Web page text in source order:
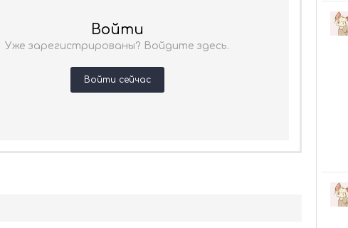
Войти
Уже зарегистрированы? Войдите здесь.
Войти сейчас